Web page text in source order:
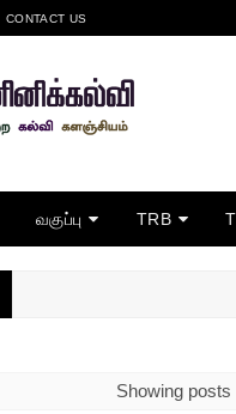
CONTACT US
வகுப்பு TRB
Showing